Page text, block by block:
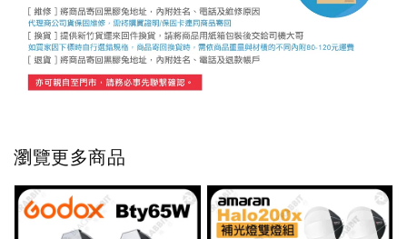
瀏覽更多商品